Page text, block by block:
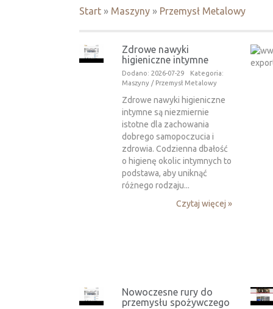
Start » Maszyny » Przemysł Metalowy
Zdrowe nawyki
higieniczne intymne
Dodano: 2026-07-29
Kategoria:
Maszyny / Przemysł Metalowy
Zdrowe nawyki higieniczne
intymne są niezmiernie
istotne dla zachowania
dobrego samopoczucia i
zdrowia. Codzienna dbałość
o higienę okolic intymnych to
podstawa, aby uniknąć
różnego rodzaju...
Czytaj więcej »
Nowoczesne rury do
przemysłu spożywczego